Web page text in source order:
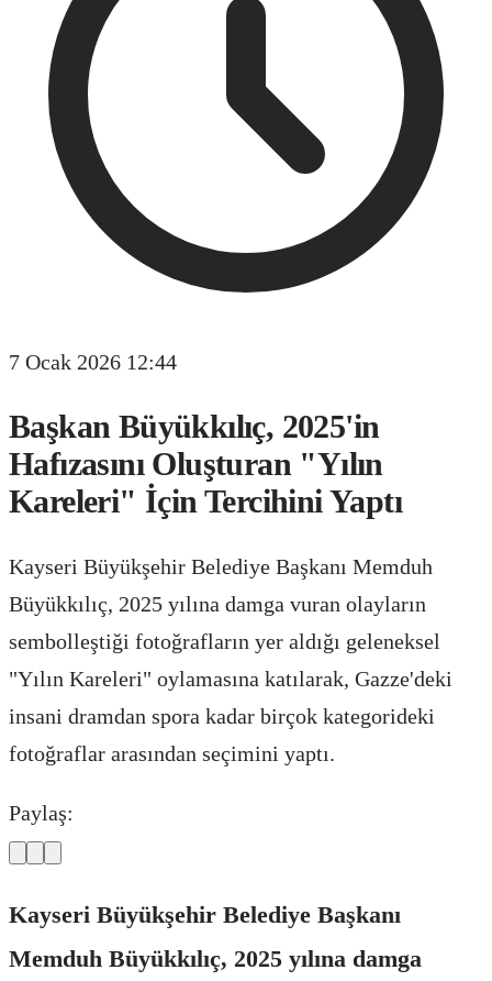
7 Ocak 2026 12:44
Başkan Büyükkılıç, 2025'in
Hafızasını Oluşturan "Yılın
Kareleri" İçin Tercihini Yaptı
Kayseri Büyükşehir Belediye Başkanı Memduh
Büyükkılıç, 2025 yılına damga vuran olayların
sembolleştiği fotoğrafların yer aldığı geleneksel
"Yılın Kareleri" oylamasına katılarak, Gazze'deki
insani dramdan spora kadar birçok kategorideki
fotoğraflar arasından seçimini yaptı.
Paylaş:
Kayseri Büyükşehir Belediye Başkanı
Memduh Büyükkılıç, 2025 yılına damga